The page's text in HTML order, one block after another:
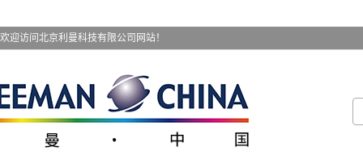
欢迎访问北京利曼科技有限公司网站！